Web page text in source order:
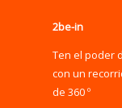
2be-in
Ten el poder
con un
de 360 º